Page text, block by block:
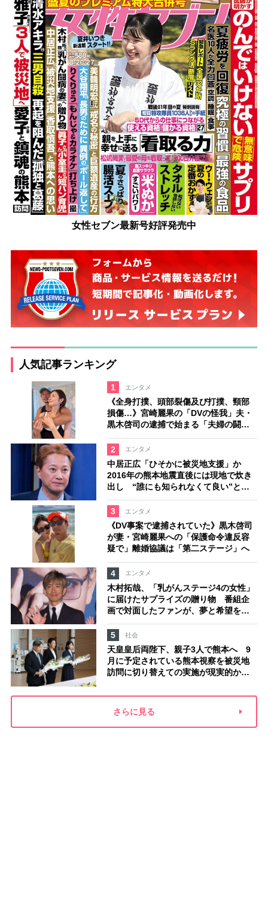
女性セブン最新号好評発売中
人気記事ランキング
1 エンタメ
《全身打撲、頭部裂傷及び打撲、頸部
損傷…》宮崎麗果の「DVの怪我」夫・
黒木啓司の逮捕で始まる「夫婦の闘
2
エンタメ
中居正広「ひそかに被災地支援」か
2016年の熊本地震直後には現地で炊き
出し “誰にも知られなくて良い”と、
むしろ強まる福祉活動への思い
3
エンタメ
《DV事案で逮捕されていた》黒木啓司
が妻・宮崎麗果への「保護命令違反容
疑で」離婚協議は「第二ステージ」へ
4 エンタメ
木村拓哉、「乳がんステージ4の女性」
に届けたサプライズの贈り物 番組企
画で対面したファンが、夢と希望を与
える心遣いに「うれしくて号泣しまし
た」
5 社会
天皇皇后両陛下、親子3人で熊本へ 9
月に予定されている熊本視察を被災地
訪問に切り替えての実施が現実的か
添い方”
さらに見る